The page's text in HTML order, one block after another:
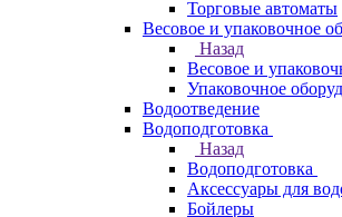
Торговые автоматы
Весовое и упаковочное
Назад
Весовое и
Упаковочное
Водоотведение
Водоподготовка
Назад
Водоподготовка
Аксессуары для
Бойлеры